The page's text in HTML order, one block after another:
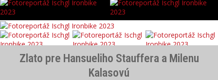
Zlato pre Hansueliho Stauffera a Milenu
Kalasovú